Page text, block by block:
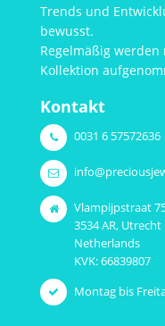
Trends und
bewusst.
Regelmäßig
Kollektion
Kontakt
0031 6 57572636
Vlampijpstraat
3534 AR, Utrecht
Netherlands
KVK: 66839807
Montag bis